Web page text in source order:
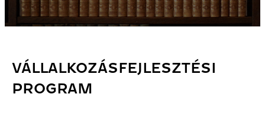
VÁLLALKOZÁSFEJLESZTÉSI
PROGRAM